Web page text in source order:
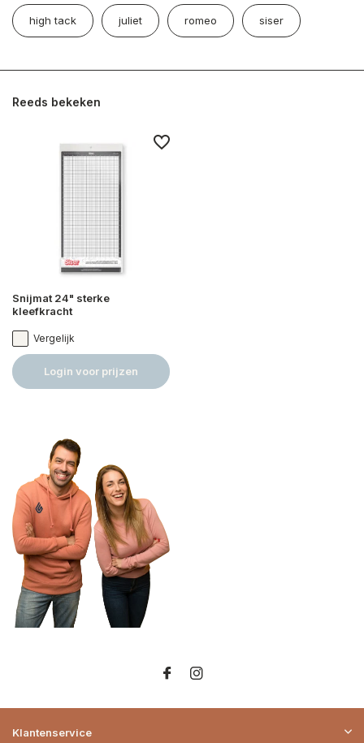
high tack juliet romeo siser
Reeds bekeken
Snijmat 24" sterke
kleefkracht
Vergelijk
Login voor prijzen
Klantenservice